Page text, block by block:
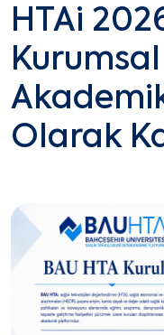
HTAi
Olarak